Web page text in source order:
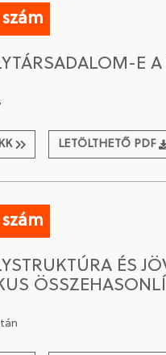
E
LETÖLTHETŐ PDF
ÉS